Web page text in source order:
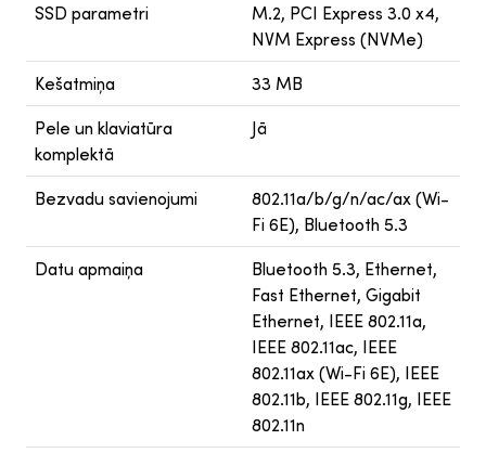
SSD parametri
M.2, PCI Express 3.0 x4,
NVM Express (NVMe)
Kešatmiņa 33 MB
Pele un klaviatūra
komplektā
Jā
Bezvadu savienojumi
802.11a/b/g/n/ac/ax (Wi-
Fi 6E), Bluetooth 5.3
Datu apmaiņa
Bluetooth 5.3, Ethernet,
Fast Ethernet, Gigabit
Ethernet, IEEE 802.11a,
IEEE 802.11ac, IEEE
802.11ax (Wi-Fi 6E), IEEE
802.11b, IEEE 802.11g, IEEE
802.11n